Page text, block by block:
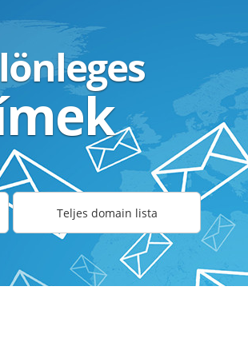
Teljes domain lista